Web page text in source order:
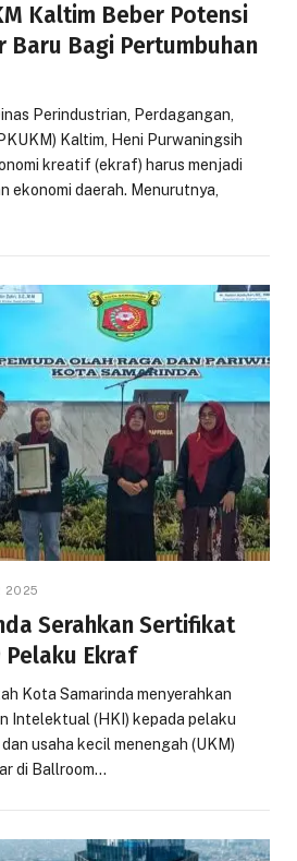
Kaltim Beber Potensi
Baru Bagi Pertumbuhan
Perindustrian, Perdagangan,
Kaltim, Heni Purwaningsih
kreatif (ekraf) harus menjadi
ekonomi daerah. Menurutnya,
2025
Serahkan Sertifikat
Pelaku Ekraf
Kota Samarinda menyerahkan
Intelektual (HKI) kepada pelaku
usaha kecil menengah (UKM)
di Ballroom…